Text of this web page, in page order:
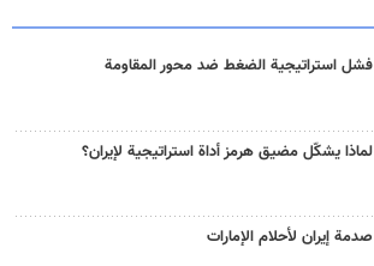
فشل استراتيجية الضغط ضد محور المقاومة
لماذا يشكّل مضيق هرمز أداة استراتيجية لإيران؟
صدمة إيران لأحلام الإمارات